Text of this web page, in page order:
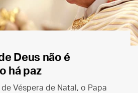
Deus não é
há paz
Véspera de Natal, o Papa